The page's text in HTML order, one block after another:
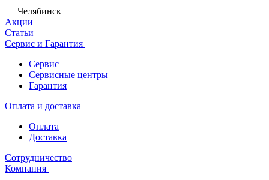
Челябинск
Акции
Статьи
Сервис и Гарантия
Сервис
Сервисные центры
Гарантия
Оплата и доставка
Оплата
Доставка
Сотрудничество
Компания